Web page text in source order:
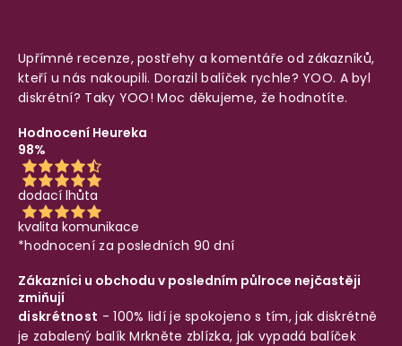
Upřímné recenze, postřehy a komentáře od zákazníků,
kteří u nás nakoupili. Dorazil balíček rychle? YOO. A byl
diskrétní? Taky YOO! Moc děkujeme, že hodnotíte.
Hodnocení Heureka
98%
dodací lhůta
kvalita komunikace
*hodnocení za posledních 90 dní
Zákazníci u obchodu v posledním půlroce nejčastěji
zmiňují
diskrétnost - 100% lidí je spokojeno s tím, jak diskrétně
je zabalený balíkMrkněte zblízka, jak vypadá balíček